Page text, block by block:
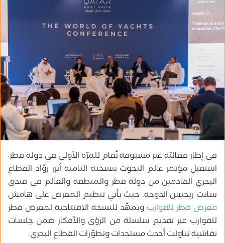
ب
ا
إ
ل
ك
ت
ر
و
ن
ي
ا
في إطار فعاليّة غير مسبوقة تُقام للمرّة الأولى في دولة قطر،
استقبل مؤتمر عالم اليخوت بنسخته الثامنة أبرز روّاد القطاع
البحري القادمين من دولة قطر والمنطقة والعالم في فندق
سانت ريجيس الدوحة. حيث يأتي تنظيم المعرض على هامش
معرض قطر للقوارب ويمهّد للنسخة الافتتاحية لمعرض قطر
للقوارب عبر تقديم سلسلة من الرؤى والأفكار ضمن جلسات
نقاشية تناولت أحدث مستجدات وتطوّرات القطاع البحري.